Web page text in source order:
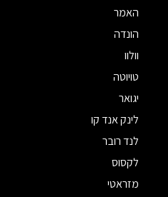
האמר
הונדה
וולוו
טויוטה
יגואר
לינק אנד קו
לנד רובר
לקסוס
מזראטי